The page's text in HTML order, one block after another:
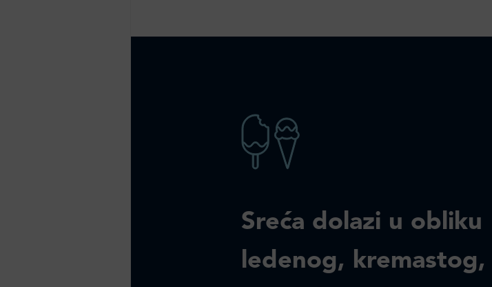
Sreća dolazi u obliku
ledenog, kremastog,